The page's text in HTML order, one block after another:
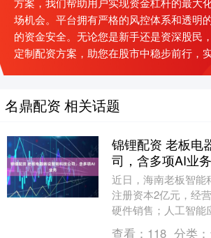
场机会。平台拥有严格的风控体系和透明
的资金安全。无论您是新手还是资深股民
定制配资方案，助您在股市中稳步前行，
名鼎配资 相关话题
锦锂配资 老板电
司，含多项AI业务
近日，海南老板智能
注册资本2亿元，经
硬件销售；人工智能
智能基础软件开发；
查看： 118 分类：